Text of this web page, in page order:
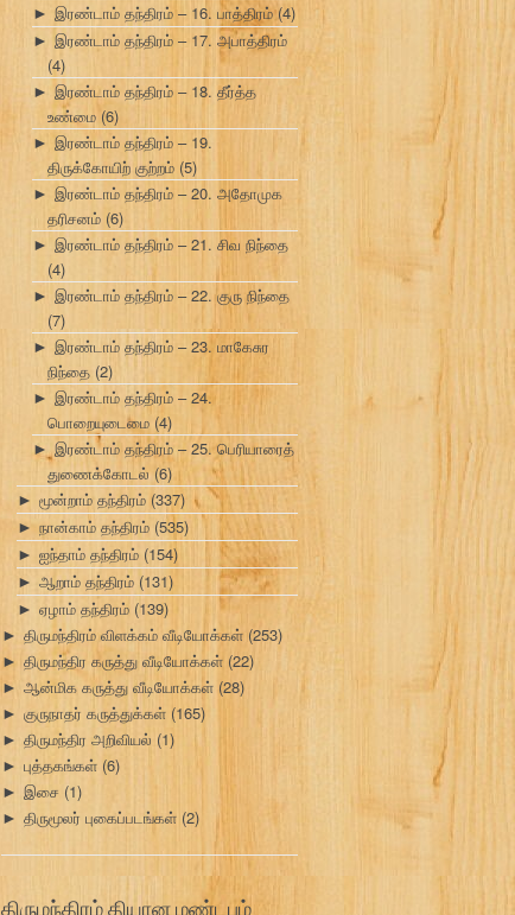
► இரண்டாம் தந்திரம் – 16. பாத்திரம்(4)
► இரண்டாம் தந்திரம் – 17. அபாத்திரம்
(4)
► இரண்டாம் தந்திரம் – 18. தீர்த்த
உண்மை (6)
► இரண்டாம் தந்திரம் – 19.
திருக்கோயிற் குற்றம் (5)
► இரண்டாம் தந்திரம் – 20. அதோமுக
தரிசனம் (6)
► இரண்டாம் தந்திரம் – 21. சிவ நிந்தை
(4)
► இரண்டாம் தந்திரம் – 22. குரு நிந்தை
(7)
► இரண்டாம் தந்திரம் – 23. மாகேசுர
நிந்தை (2)
► இரண்டாம் தந்திரம் – 24.
பொறையுடைமை (4)
► இரண்டாம் தந்திரம் – 25. பெரியாரைத்
துணைக்கோடல்(6)
► மூன்றாம் தந்திரம் (337)
► நான்காம் தந்திரம் (535)
► ஐந்தாம் தந்திரம் (154)
► ஆறாம் தந்திரம் (131)
► ஏழாம் தந்திரம் (139)
► திருமந்திரம் விளக்கம் வீடியோக்கள் (253)
► திருமந்திர கருத்து வீடியோக்கள் (22)
► ஆன்மிக கருத்து வீடியோக்கள் (28)
► குருநாதர் கருத்துக்கள் (165)
► திருமந்திர அறிவியல் (1)
► புத்தகங்கள் (6)
► இசை (1)
► திருமூலர் புகைப்படங்கள் (2)
திருமந்திரம் தியான மண்டபம்